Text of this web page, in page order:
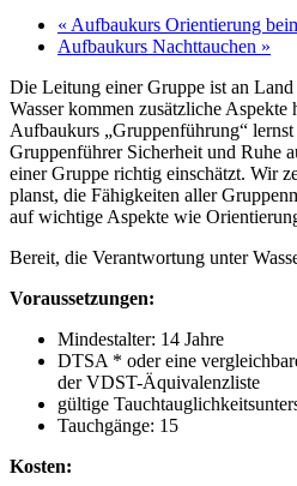
« Aufbaukurs Orientierung
Aufbaukurs Nachttauchen »
Die Leitung einer Gruppe ist an
Wasser kommen zusätzliche
Aufbaukurs „Gruppenführung“
Gruppenführer Sicherheit und Ruhe
einer Gruppe richtig einschätzt. Wir
planst, die Fähigkeiten aller
auf wichtige Aspekte wie
Bereit, die Verantwortung unter
Voraussetzungen:
Mindestalter: 14 Jahre
DTSA * oder eine
der VDST-Äquivalenzliste
gültige
Tauchgänge: 15
Kosten: